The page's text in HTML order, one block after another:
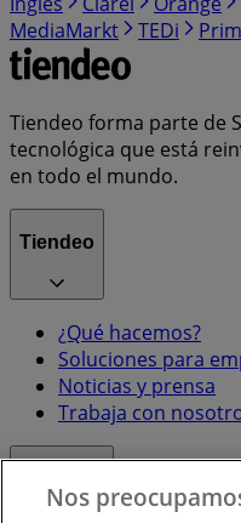
MediaMarkt
TEDi
Tiendeo forma parte de
tecnológica que está
en todo el mundo.
Tiendeo
¿Qué hacemos?
Soluciones para
Noticias y prensa
Trabaja con
Nos